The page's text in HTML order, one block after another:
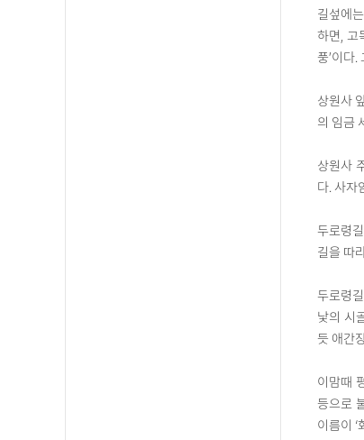
길섶에
하면, 고
풍’이다
상원사
의 임금
상원사
다. 사자
두로령
길을 따
두로령
낯의 시
듯 애간
이맘때
등으로
이름이